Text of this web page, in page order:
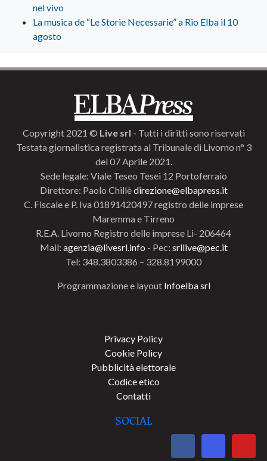
nel vivo
La musica de “Le Storie Necessarie” a Rio Elba il 10
agosto
Copyright 2021 © Live srl - Tutti i diritti sono riservati
Testata giornalistica registrata al Tribunale di Livorno n° 3
del 07 Aprile 2021.
Sede legale: Viale Teseo Tesei 12 Portoferraio
Direttore: Paolo Chillèdirezione@elbapress.it
C. Fiscale e P. Iva 01891420497 registro delle imprese
Maremma e Tirreno
R.E.A. Livorno Registro delle imprese Li- 206464
Mail: agenzia@livesrl.info - Pec: srllive@pec.it
Tel: 348.3803386 – 328.8199000
Programmazione e layout Infoelba srl
Privacy Policy
Cookie Policy
Pubblicità elettorale
Codice etico
Contatti
SOCIAL